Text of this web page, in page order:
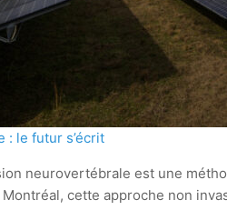
: le futur s’écrit
neurovertébrale est une
cette approche non